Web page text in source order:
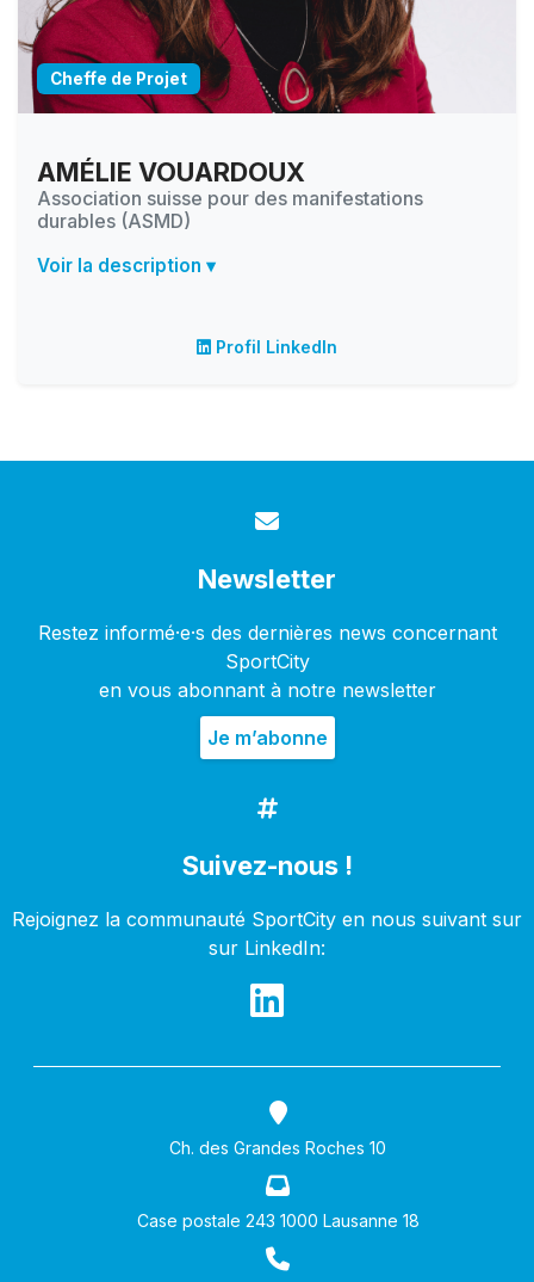
Cheffe de Projet
AMÉLIE VOUARDOUX
Association suisse pour des manifestations
durables (ASMD)
Voir la description ▾
Profil LinkedIn
Newsletter
Restez informé·e·s des dernières news concernant
SportCity
en vous abonnant à notre newsletter
Suivez-nous !
Rejoignez la communauté SportCity en nous suivant sur
sur LinkedIn:
Ch. des Grandes Roches 10
Case postale 243 1000 Lausanne 18